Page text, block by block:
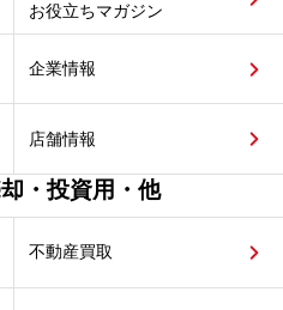
お役立ちマガジン
企業情報
店舗情報
・投資用・他
不動産買取